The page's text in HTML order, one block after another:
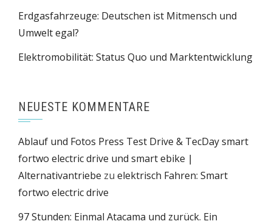
Erdgasfahrzeuge: Deutschen ist Mitmensch und
Umwelt egal?
Elektromobilität: Status Quo und Marktentwicklung
NEUESTE KOMMENTARE
Ablauf und Fotos Press Test Drive & TecDay smart
fortwo electric drive und smart ebike |
Alternativantriebe zu elektrisch Fahren: Smart
fortwo electric drive
97 Stunden: Einmal Atacama und zurück. Ein